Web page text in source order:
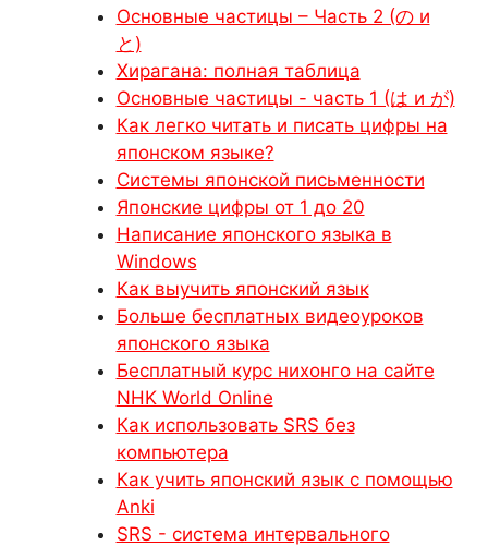
Основные частицы – Часть 2 (の и
と)
Хирагана: полная таблица
Основные частицы - часть 1 (は и が)
Как легко читать и писать цифры на
японском языке?
Системы японской письменности
Японские цифры от 1 до 20
Написание японского языка в
Windows
Как выучить японский язык
Больше бесплатных видеоуроков
японского языка
Бесплатный курс нихонго на сайте
NHK World Online
Как использовать SRS без
компьютера
Как учить японский язык с помощью
Anki
SRS - система интервального